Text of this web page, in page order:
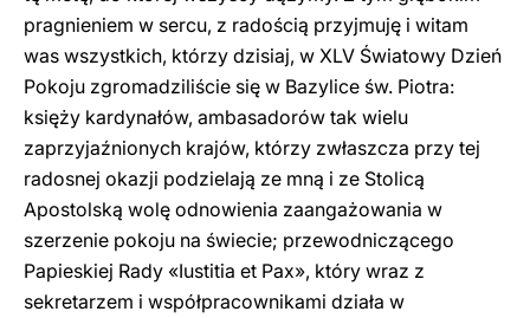
pragnieniem w sercu, z radością przyjmuję i witam
was wszystkich, którzy dzisiaj, w XLV Światowy Dzień
Pokoju zgromadziliście się w Bazylice św. Piotra:
księży kardynałów, ambasadorów tak wielu
zaprzyjaźnionych krajów, którzy zwłaszcza przy tej
radosnej okazji podzielają ze mną i ze Stolicą
Apostolską wolę odnowienia zaangażowania w
szerzenie pokoju na świecie; przewodniczącego
Papieskiej Rady «Iustitia et Pax», który wraz z
sekretarzem i współpracownikami działa w